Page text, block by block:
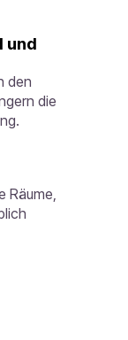
und
den
die
Räume,